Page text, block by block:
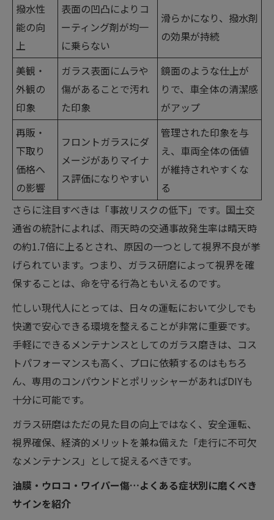
撥水性
能の向
上
表面の凹凸によりコ
ーティング剤が均一
に乗らない
滑らかになり、撥水剤
の効果が持続
美観・
外観の
印象
ガラス表面にムラや
傷があることで汚れ
た印象
鏡面のような仕上が
りで、車全体の清潔感
がアップ
再販・
下取り
価格へ
の影響
フロントガラスにダ
メージがありマイナ
ス評価になりやすい
管理された印象を与
え、車両全体の価値
が維持されやすくな
る
さらに注目すべきは「事故リスクの低下」です。国土交
通省の統計によれば、雨天時の交通事故発生率は晴天時
の約1.7倍に上るとされ、原因の一つとして視界不良が挙
げられています。つまり、ガラス研磨によって視界を確
保することは、命を守る行為ともいえるのです。
忙しい現代人にとっては、日々の運転において少しでも
快適で安心できる環境を整えることが非常に重要です。
手軽にできるメンテナンスとしてのガラス磨きは、コス
トパフォーマンスも高く、プロに依頼するのはもちろ
ん、専用のコンパウンドとポリッシャーがあればDIYも
十分に可能です。
ガラス研磨はただの見た目の向上ではなく、安全運転、
視界確保、経済的メリットを兼ね備えた「走行に不可欠
なメンテナンス」として捉えるべきです。
油膜・ウロコ・ワイパー傷…よくある症状別に磨くべき
サインを紹介